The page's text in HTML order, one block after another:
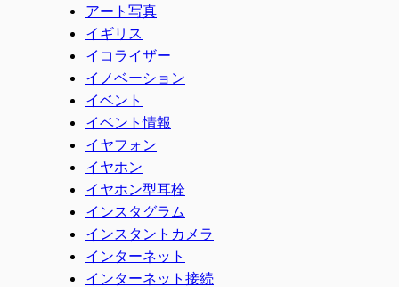
アート写真
イギリス
イコライザー
イノベーション
イベント
イベント情報
イヤフォン
イヤホン
イヤホン型耳栓
インスタグラム
インスタントカメラ
インターネット
インターネット接続